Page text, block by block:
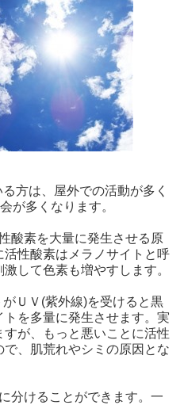
方は、屋外での活動が多く
が多くなります。
酸素を大量に発生させる原
性酸素はメラノサイトと呼
して色素も増やすします。
ＵＶ(紫外線)を受けると黒
を多量に発生させます。実
が、もっと悪いことに活性
、肌荒れやシミの原因とな
分けることができます。一